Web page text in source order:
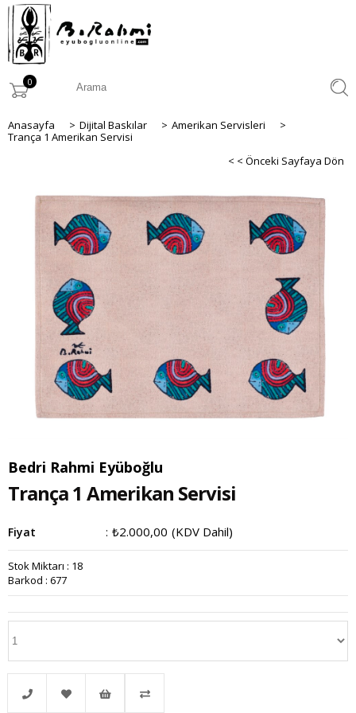
0
Anasayfa > Dijital Baskılar > Amerikan Servisleri
>
Trança 1 Amerikan Servisi
< < Önceki Sayfaya Dön
Bedri Rahmi Eyüboğlu
Trança 1 Amerikan Servisi
Fiyat : ₺2.000,00 (KDV Dahil)
Stok Miktarı : 18
Barkod : 677